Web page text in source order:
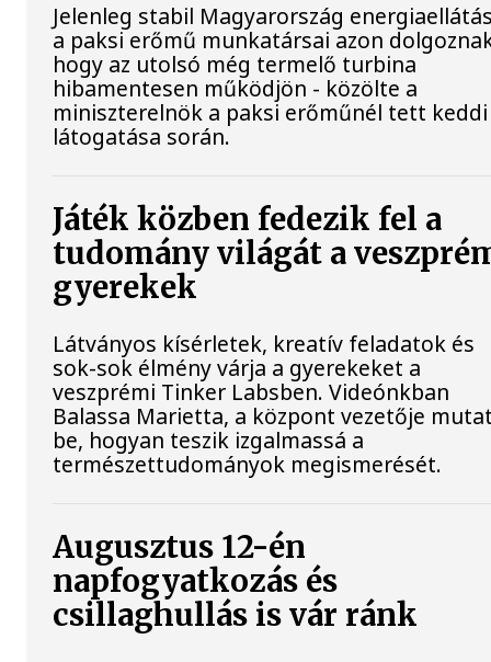
Jelenleg stabil Magyarország
a paksi erőmű munkatársai azon
hogy az utolsó még termelő turbina
hibamentesen működjön - közölte a
miniszterelnök a paksi erőműnél tett keddi
látogatása során.
Játék közben fedezik fel a
tudomány világát a
gyerekek
Látványos kísérletek, kreatív feladatok és
sok-sok élmény várja a gyerekeket a
veszprémi Tinker Labsben. Videónkban
Balassa Marietta, a központ vezetője
be, hogyan teszik izgalmassá a
természettudományok megismerését.
Augusztus 12-én
napfogyatkozás és
csillaghullás is vár ránk